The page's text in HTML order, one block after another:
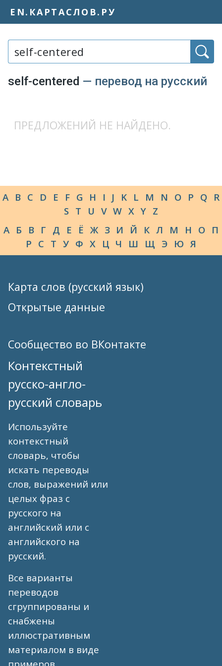
EN.КАРТАСЛОВ.РУ
self-centered — перевод на русский
ПРЕДЛОЖЕНИЙ НЕ НАЙДЕНО.
A B C D E F G H I J K L M N O P Q R
S T U V W X Y Z
А Б В Г Д Е Ё Ж З И Й К Л М Н О П
Р С Т У Ф Х Ц Ч Ш Щ Э Ю Я
Карта слов (русский язык)
Открытые данные
Сообщество во ВКонтакте
Контекстный
русско-англо-
русский словарь
Используйте
контекстный
словарь, чтобы
искать переводы
слов, выражений или
целых фраз с
русского на
английский или с
английского на
русский.
Все варианты
переводов
сгруппированы и
снабжены
иллюстративным
материалом в виде